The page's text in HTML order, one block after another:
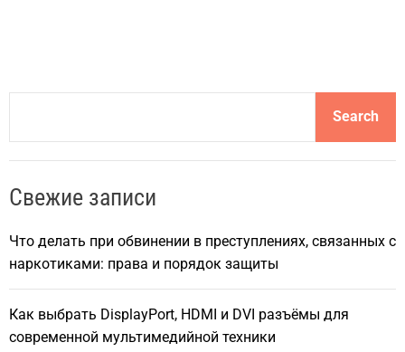
a
c
Search
Свежие записи
Что делать при обвинении в преступлениях, связанных с
наркотиками: права и порядок защиты
Как выбрать DisplayPort, HDMI и DVI разъёмы для
современной мультимедийной техники